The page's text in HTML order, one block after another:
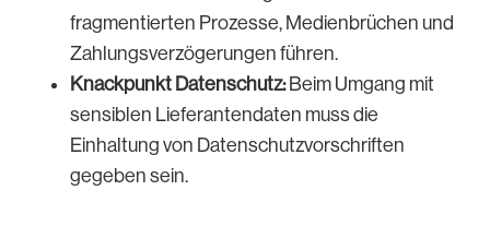
fragmentierten Prozesse, Medienbrüchen und
Zahlungsverzögerungen führen.
Knackpunkt Datenschutz:Beim Umgang mit
sensiblen Lieferantendaten muss die
Einhaltung von Datenschutzvorschriften
gegeben sein.